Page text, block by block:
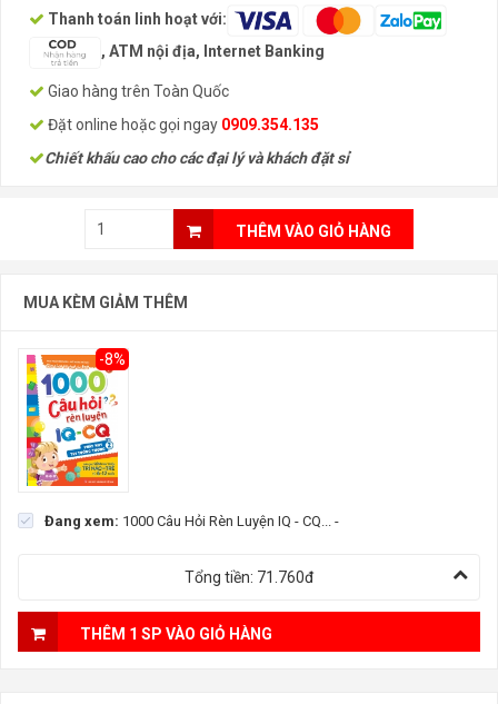
Thanh toán linh hoạt với:
, ATM nội địa, Internet Banking
Giao hàng trên Toàn Quốc
Đặt online hoặc gọi ngay 0909.354.135
Chiết khấu cao cho các đại lý và khách đặt sỉ
THÊM VÀO GIỎ HÀNG
MUA KÈM GIẢM THÊM
-8%
Đang xem: 1000 Câu Hỏi Rèn Luyện IQ - CQ... -
Tổng tiền: 71.760đ
THÊM 1 SP VÀO GIỎ HÀNG